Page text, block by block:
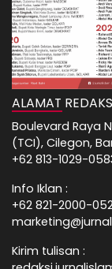
ALAMAT
Boulevard Raya
(TCI), Cilegon,
+62 813-1029-
Info Iklan :
+62 821-2000-
Kirim tulisan :